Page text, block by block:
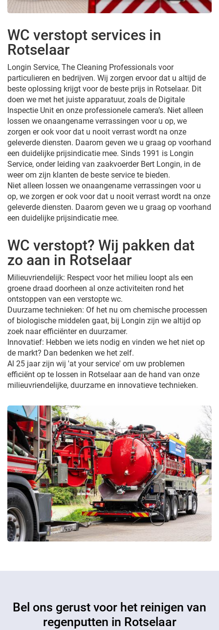
WC verstopt services in
Rotselaar
Longin Service, The Cleaning Professionals voor
particulieren en bedrijven. Wij zorgen ervoor dat u altijd de
beste oplossing krijgt voor de beste prijs in Rotselaar. Dit
doen we met het juiste apparatuur, zoals de Digitale
Inspectie Unit en onze professionele camera’s. Niet alleen
lossen we onaangename verrassingen voor u op, we
zorgen er ook voor dat u nooit verrast wordt na onze
geleverde diensten. Daarom geven we u graag op voorhand
een duidelijke prijsindicatie mee. Sinds 1991 is Longin
Service, onder leiding van zaakvoerder Bert Longin, in de
weer om zijn klanten de beste service te bieden.
Niet alleen lossen we onaangename verrassingen voor u
op, we zorgen er ook voor dat u nooit verrast wordt na onze
geleverde diensten. Daarom geven we u graag op voorhand
een duidelijke prijsindicatie mee.
WC verstopt? Wij pakken dat
zo aan in Rotselaar
Milieuvriendelijk: Respect voor het milieu loopt als een
groene draad doorheen al onze activiteiten rond het
ontstoppen van een verstopte wc.
Duurzame technieken: Of het nu om chemische processen
of biologische middelen gaat, bij Longin zijn we altijd op
zoek naar efficiënter en duurzamer.
Innovatief: Hebben we iets nodig en vinden we het niet op
de markt? Dan bedenken we het zelf.
Al 25 jaar zijn wij 'at your service' om uw problemen
efficiënt op te lossen in Rotselaar aan de hand van onze
milieuvriendelijke, duurzame en innovatieve technieken.
Bel ons gerust voor het reinigen van
regenputten in Rotselaar